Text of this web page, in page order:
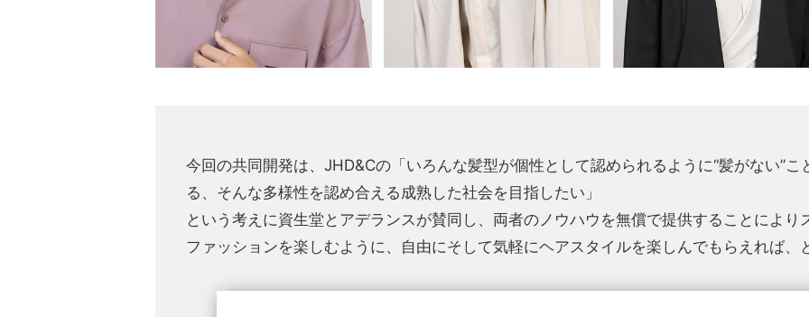
今回の共同開発は、JHD&Cの「いろんな髪型が個性として認められるように“髪がない”
る、そんな多様性を認め合える成熟した社会を目指したい」
という考えに資生堂とアデランスが賛同し、両者のノウハウを無償で提供することにより
ファッションを楽しむように、自由にそして気軽にヘアスタイルを楽しんでもらえれば、